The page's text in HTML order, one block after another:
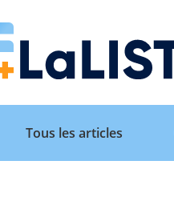
Tous les articles